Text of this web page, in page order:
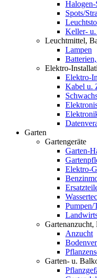
Halogen-
Spots/
Keller- u.
Leuchtmittel,
Lampen
Elektro-
Elektro-
Kabel u.
Garten
Gartengeräte
Garten-
Elektro-
Pumpen/
Gartenanzucht,
Anzucht
Garten- u.